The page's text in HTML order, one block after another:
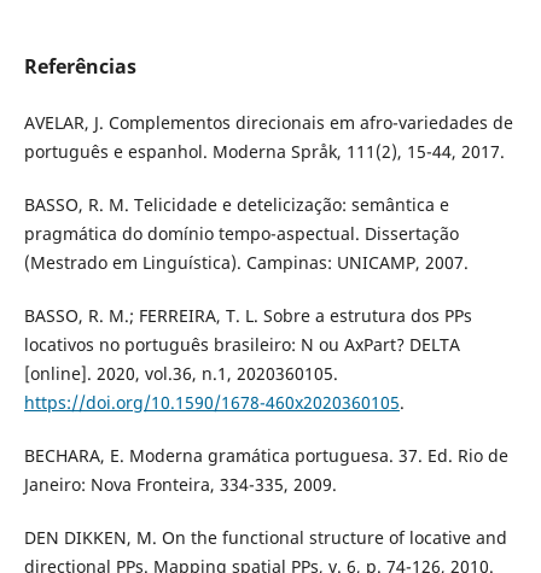
Referências
AVELAR, J. Complementos direcionais em afro-variedades de
português e espanhol. Moderna Språk, 111(2), 15-44, 2017.
BASSO, R. M. Telicidade e detelicização: semântica e
pragmática do domínio tempo-aspectual. Dissertação
(Mestrado em Linguística). Campinas: UNICAMP, 2007.
BASSO, R. M.; FERREIRA, T. L. Sobre a estrutura dos PPs
locativos no português brasileiro: N ou AxPart? DELTA
[online]. 2020, vol.36, n.1, 2020360105.
https://doi.org/10.1590/1678-460x2020360105.
BECHARA, E. Moderna gramática portuguesa. 37. Ed. Rio de
Janeiro: Nova Fronteira, 334-335, 2009.
DEN DIKKEN, M. On the functional structure of locative and
directional PPs. Mapping spatial PPs, v. 6, p. 74-126, 2010.